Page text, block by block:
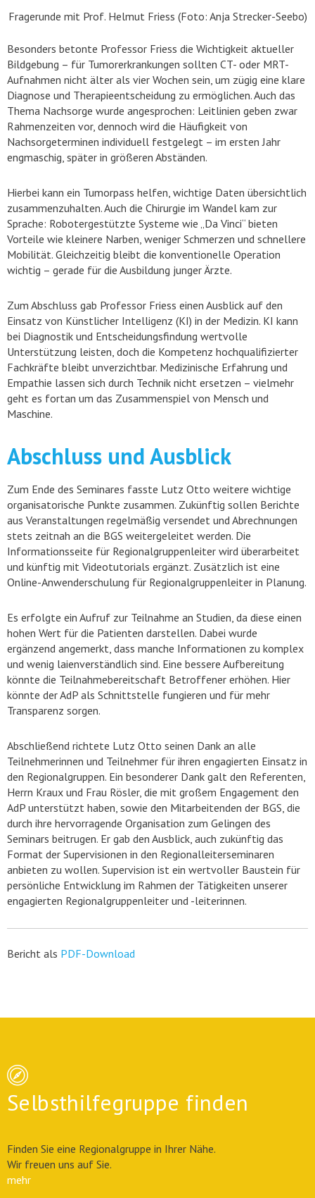
Fragerunde mit Prof. Helmut Friess (Foto: Anja Strecker-Seebo)
Besonders betonte Professor Friess die Wichtigkeit aktueller
Bildgebung – für Tumorerkrankungen sollten CT- oder MRT-
Aufnahmen nicht älter als vier Wochen sein, um zügig eine klare
Diagnose und Therapieentscheidung zu ermöglichen. Auch das
Thema Nachsorge wurde angesprochen: Leitlinien geben zwar
Rahmenzeiten vor, dennoch wird die Häufigkeit von
Nachsorgeterminen individuell festgelegt – im ersten Jahr
engmaschig, später in größeren Abständen.
Hierbei kann ein Tumorpass helfen, wichtige Daten übersichtlich
zusammenzuhalten. Auch die Chirurgie im Wandel kam zur
Sprache: Robotergestützte Systeme wie „Da Vinci“ bieten
Vorteile wie kleinere Narben, weniger Schmerzen und schnellere
Mobilität. Gleichzeitig bleibt die konventionelle Operation
wichtig – gerade für die Ausbildung junger Ärzte.
Zum Abschluss gab Professor Friess einen Ausblick auf den
Einsatz von Künstlicher Intelligenz (KI) in der Medizin. KI kann
bei Diagnostik und Entscheidungsfindung wertvolle
Unterstützung leisten, doch die Kompetenz hochqualifizierter
Fachkräfte bleibt unverzichtbar. Medizinische Erfahrung und
Empathie lassen sich durch Technik nicht ersetzen – vielmehr
geht es fortan um das Zusammenspiel von Mensch und
Maschine.
Abschluss und Ausblick
Zum Ende des Seminares fasste Lutz Otto weitere wichtige
organisatorische Punkte zusammen. Zukünftig sollen Berichte
aus Veranstaltungen regelmäßig versendet und Abrechnungen
stets zeitnah an die BGS weitergeleitet werden. Die
Informationsseite für Regionalgruppenleiter wird überarbeitet
und künftig mit Videotutorials ergänzt. Zusätzlich ist eine
Online-Anwenderschulung für Regionalgruppenleiter in Planung.
Es erfolgte ein Aufruf zur Teilnahme an Studien, da diese einen
hohen Wert für die Patienten darstellen. Dabei wurde
ergänzend angemerkt, dass manche Informationen zu komplex
und wenig laienverständlich sind. Eine bessere Aufbereitung
könnte die Teilnahmebereitschaft Betroffener erhöhen. Hier
könnte der AdP als Schnittstelle fungieren und für mehr
Transparenz sorgen.
Abschließend richtete Lutz Otto seinen Dank an alle
Teilnehmerinnen und Teilnehmer für ihren engagierten Einsatz in
den Regionalgruppen. Ein besonderer Dank galt den Referenten,
Herrn Kraux und Frau Rösler, die mit großem Engagement den
AdP unterstützt haben, sowie den Mitarbeitenden der BGS, die
durch ihre hervorragende Organisation zum Gelingen des
Seminars beitrugen. Er gab den Ausblick, auch zukünftig das
Format der Supervisionen in den Regionalleiterseminaren
anbieten zu wollen. Supervision ist ein wertvoller Baustein für
persönliche Entwicklung im Rahmen der Tätigkeiten unserer
engagierten Regionalgruppenleiter und -leiterinnen.
Bericht als PDF-Download
Selbsthilfegruppe finden
Finden Sie eine Regionalgruppe in Ihrer Nähe.
Wir freuen uns auf Sie.
mehr